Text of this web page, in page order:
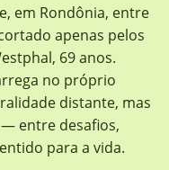
em Rondônia, entre
apenas pelos
69 anos.
no próprio
distante, mas
entre desafios,
para a vida.